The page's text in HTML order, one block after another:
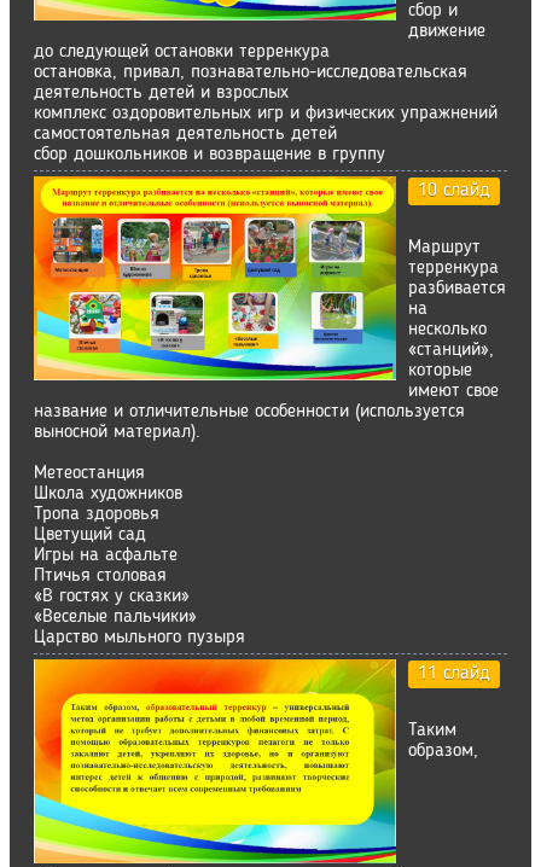
сбор и
движение
до следующей остановки терренкура
остановка, привал, познавательно-исследовательская
деятельность детей и взрослых
комплекс оздоровительных игр и физических упражнений
самостоятельная деятельность детей
сбор дошкольников и возвращение в группу
10 слайд
Маршрут
терренкура
разбивается
на
несколько
«станций»,
которые
имеют свое
название и отличительные особенности (используется
выносной материал).
Метеостанция
Школа художников
Тропа здоровья
Цветущий сад
Игры на асфальте
Птичья столовая
«В гостях у сказки»
«Веселые пальчики»
Царство мыльного пузыря
11 слайд
Таким
образом,